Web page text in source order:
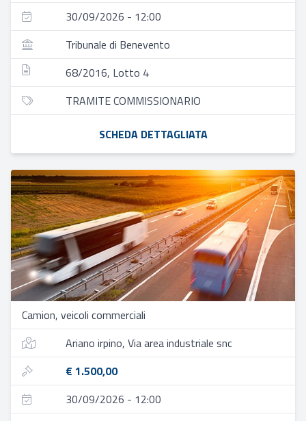
30/09/2026 - 12:00
Tribunale di Benevento
68/2016, Lotto 4
TRAMITE COMMISSIONARIO
SCHEDA DETTAGLIATA
Camion, veicoli commerciali
Ariano irpino, Via area industriale snc
€ 1.500,00
30/09/2026 - 12:00